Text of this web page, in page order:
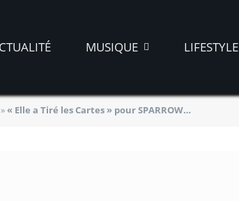
MUSIQUE LIFESTYLE
» « Elle a Tiré les Cartes » pour SPARROW…